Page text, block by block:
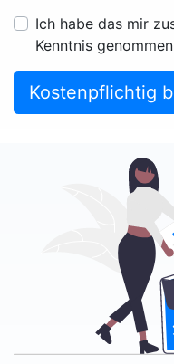
Ich habe das mir
Kenntnis genommen
Kostenpflichtig